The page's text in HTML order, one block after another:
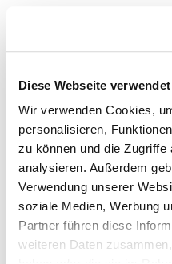
Diese Webseite
Wir verwenden Cookies,
personalisieren,
zu können und die
analysieren. Außerdem
Verwendung unserer
soziale Medien, Werbung
Partner führen diese
weiteren Daten